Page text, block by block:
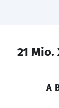
21 Mio.
A